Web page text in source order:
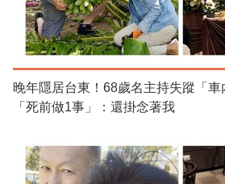
晚年隱居台東！68歲名主持失蹤「
「死前做1事」：還掛念著我